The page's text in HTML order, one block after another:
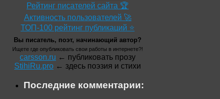
Рейтинг писателей сайта 🏆
Активность пользователей 🚀
ТОП-100 рейтинг публикаций ⭐
Вы писатель, поэт, начинающий автор?
Ищете где опубликовать свои работы в интернете?!
carsson.ru ← публиковать прозу
StihiRu.pro ← здесь поэзия и стихи
Последние комментарии: